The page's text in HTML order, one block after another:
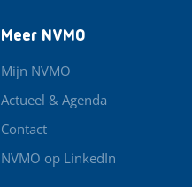
Meer NVMO
Mijn NVMO
Actueel & Agenda
Contact
NVMO op LinkedIn